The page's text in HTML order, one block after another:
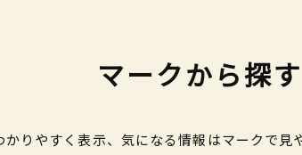
マークから探す
りやすく表示、気になる情報はマークで見